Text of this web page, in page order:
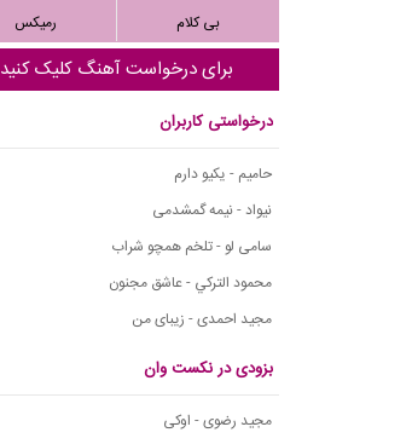
بی کلام
رمیکس
برای درخواست آهنگ کلیک کنید
درخواستی کاربران
حامیم - یکیو دارم
نیواد - نیمه گمشدمی
سامی لو - تلخم همچو شراب
محمود التركي - عاشق مجنون
مجید احمدی - زیبای من
بزودی در نکست وان
مجید رضوی - اوکی